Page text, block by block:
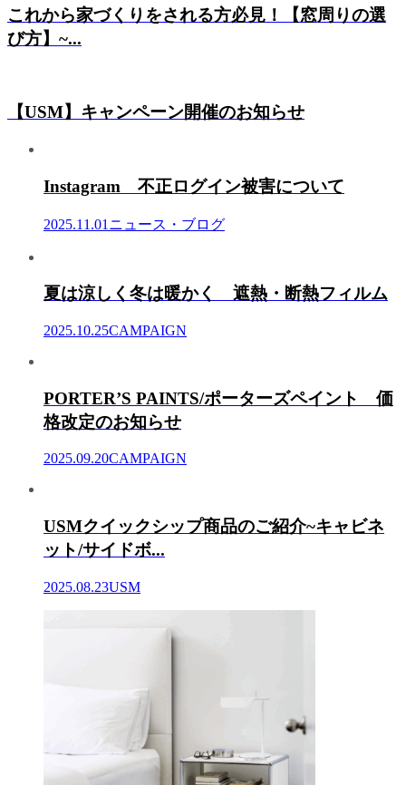
これから家づくりをされる方必見！【窓周りの選
び方】~...
【USM】キャンペーン開催のお知らせ
Instagram 不正ログイン被害について
2025.11.01 ニュース・ブログ
夏は涼しく冬は暖かく 遮熱・断熱フィルム
2025.10.25CAMPAIGN
PORTER’S PAINTS/ポーターズペイント 価
格改定のお知らせ
2025.09.20CAMPAIGN
USMクイックシップ商品のご紹介~キャビネ
ット/サイドボ...
2025.08.23USM